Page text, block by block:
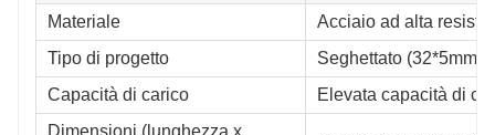
Materiale
Acciaio ad alta
Tipo di progetto
Seghettato (32*5mm)
Capacità di carico
Elevata capacità di
Dimensioni (lunghezza x